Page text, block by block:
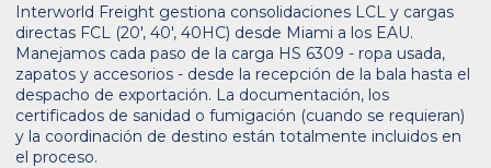
Interworld Freight gestiona consolidaciones LCL y cargas
directas FCL (20', 40', 40HC) desde Miami a los EAU.
Manejamos cada paso de la carga HS 6309 - ropa usada,
zapatos y accesorios - desde la recepción de la bala hasta el
despacho de exportación. La documentación, los
certificados de sanidad o fumigación (cuando se requieran)
y la coordinación de destino están totalmente incluidos en
el proceso.